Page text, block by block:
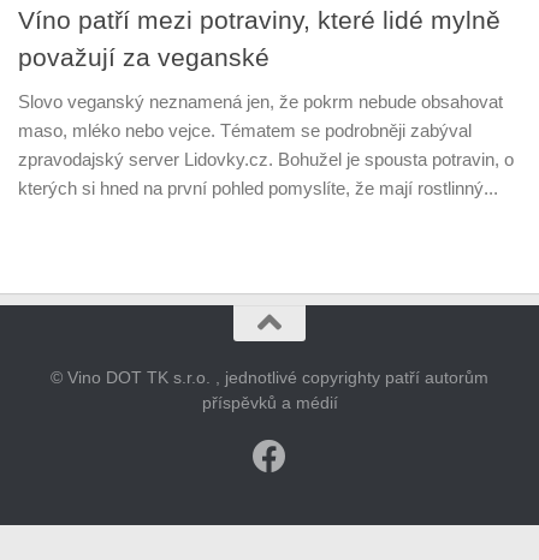
Víno patří mezi potraviny, které lidé mylně
považují za veganské
Slovo veganský neznamená jen, že pokrm nebude obsahovat
maso, mléko nebo vejce. Tématem se podrobněji zabýval
zpravodajský server Lidovky.cz. Bohužel je spousta potravin, o
kterých si hned na první pohled pomyslíte, že mají rostlinný...
© Vino DOT TK s.r.o. , jednotlivé copyrighty patří autorům
příspěvků a médií